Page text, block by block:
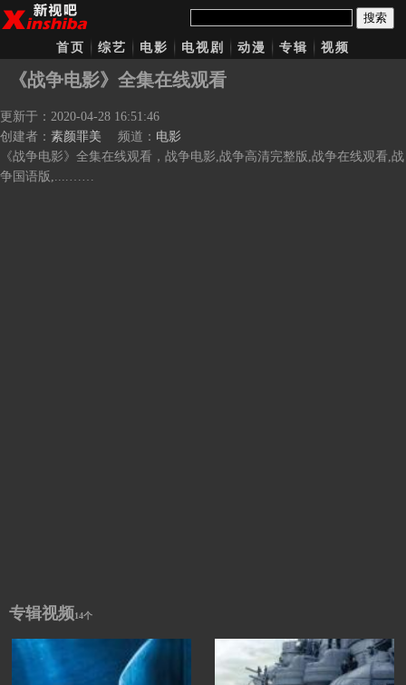
搜索
首页 综艺 电影 电视剧 动漫 专辑 视频
《战争电影》全集在线观看
更新于：2020-04-28 16:51:46
创建者： 素颜罪美 频道： 电影
《战争电影》全集在线观看，战争电影,战争高清完整版,战争在线观看,战
争国语版,....……
专辑视频14个